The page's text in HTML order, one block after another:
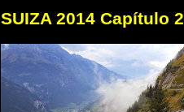
SUIZA 2014 Capítulo 2